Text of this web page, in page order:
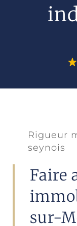
Rigueur
seynois
Faire
sur-